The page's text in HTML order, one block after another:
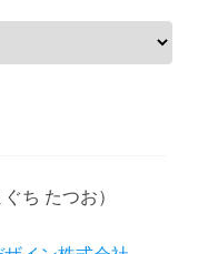
ち たつお）